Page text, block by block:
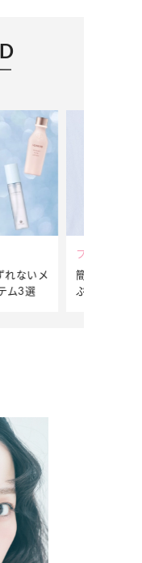
れないメ
ム3選
ファッション
簡単アレン
ぷりの【そ